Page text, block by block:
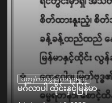
ဝတ္ထု/ကာတွန်း/ကဗျာများ
မင်္ဂလာပါ ထိုင်းနှင့်မြန်မာ